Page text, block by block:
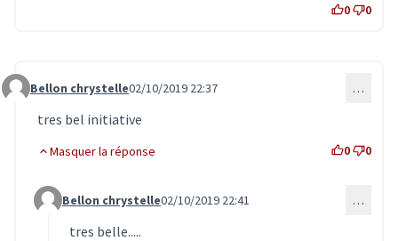
0 0
Commentaire 1639
Bellon chrystelle02/10/2019 22:37 …
tres bel initiative
Masquer la réponse 0 0
Commentaire 1640 (réponse au commentaire 1639)
Bellon chrystelle02/10/2019 22:41 …
tres belle.....